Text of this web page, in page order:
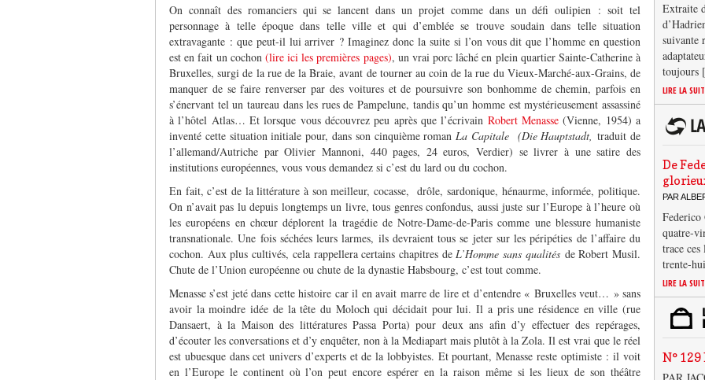
On connaît des romanciers qui se lancent dans un projet comme dans un défi oulipien : soit tel
personnage à telle époque dans telle ville et qui d’emblée se trouve soudain dans telle situation
extravagante : que peut-il lui arriver ? Imaginez donc la suite si l’on vous dit que l’homme en question
est en fait un cochon (lire ici les premières pages), un vrai porc lâché en plein quartier Sainte-Catherine à
Bruxelles, surgi de la rue de la Braie, avant de tourner au coin de la rue du Vieux-Marché-aux-Grains, de
manquer de se faire renverser par des voitures et de poursuivre son bonhomme de chemin, parfois en
s’énervant tel un taureau dans les rues de Pampelune, tandis qu’un homme est mystérieusement assassiné
à l’hôtel Atlas… Et lorsque vous découvrez peu après que l’écrivain Robert Menasse (Vienne, 1954) a
inventé cette situation initiale pour, dans son cinquième romanLa Capitale (Die Hauptstadt,traduit de
l’allemand/Autriche par Olivier Mannoni, 440 pages, 24 euros, Verdier) se livrer à une satire des
institutions européennes, vous vous demandez si c’est du lard ou du cochon.
En fait, c’est de la littérature à son meilleur, cocasse, drôle, sardonique, hénaurme, informée, politique.
On n’avait pas lu depuis longtemps un livre, tous genres confondus, aussi juste sur l’Europe à l’heure où
les européens en chœur déplorent la tragédie de Notre-Dame-de-Paris comme une blessure humaniste
transnationale. Une fois séchées leurs larmes, ils devraient tous se jeter sur les péripéties de l’affaire du
cochon. Aux plus cultivés, cela rappellera certains chapitres deL’Homme sans qualités de Robert Musil.
Chute de l’Union européenne ou chute de la dynastie Habsbourg, c’est tout comme.
Menasse s’est jeté dans cette histoire car il en avait marre de lire et d’entendre « Bruxelles veut… » sans
avoir la moindre idée de la tête du Moloch qui décidait pour lui. Il a pris une résidence en ville (rue
Dansaert, à la Maison des littératures Passa Porta) pour deux ans afin d’y effectuer des repérages,
d’écouter les conversations et d’y enquêter, non à la Mediapart mais plutôt à la Zola. Il est vrai que le réel
est ubuesque dans cet univers d’experts et de la lobbyistes. Et pourtant, Menasse reste optimiste : il voit
en l’Europe le continent où l’on peut encore espérer en la raison même si les lieux de son théâtre
Extraite
suivante
LIRE LA
De
PAR
quatre-
trace
trente-
LIRE LA
N°